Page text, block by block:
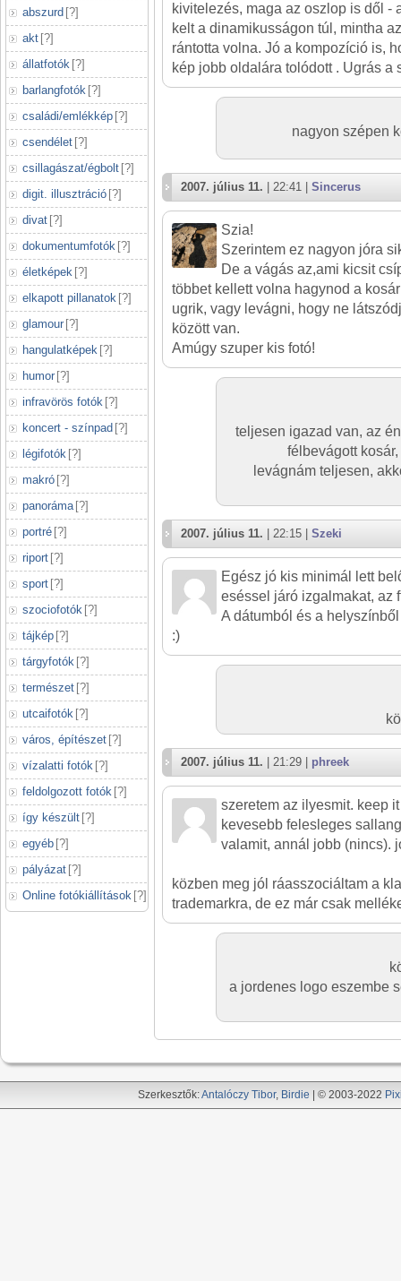
abszurd [?]
akt [?]
állatfotók [?]
barlangfotók [?]
családi/emlékkép [?]
csendélet [?]
csillagászat/égbolt [?]
digit. illusztráció [?]
divat [?]
dokumentumfotók [?]
életképek [?]
elkapott pillanatok [?]
glamour [?]
hangulatképek [?]
humor [?]
infravörös fotók [?]
koncert - színpad [?]
légifotók [?]
makró [?]
panoráma [?]
portré [?]
riport [?]
sport [?]
szociofotók [?]
tájkép [?]
tárgyfotók [?]
természet [?]
utcaifotók [?]
város, építészet [?]
vízalatti fotók [?]
feldolgozott fotók [?]
így készült [?]
egyéb [?]
pályázat [?]
Online fotókiállítások [?]
kivitelezés, maga az oszlop is dől -
kelt a dinamikusságon túl, mintha
rántotta volna. Jó a kompozíció is,
kép jobb oldalára tolódott . Ugrás a
nagyon szépen
2007. július 11. | 22:41 | Sincerus
Szia!
Szerintem ez nagyon jóra
De a vágás az,ami kicsit
többet kellett volna hagynod a
ugrik, vagy levágni, hogy ne
között van.
Amúgy szuper kis fotó!
teljesen igazad van, az
félbevágott
levágnám teljesen,
2007. július 11. | 22:15 | Szeki
Egész jó kis minimál lett
eséssel járó izgalmakat, az
A dátumból és a
:)
2007. július 11. | 21:29 | phreek
szeretem az ilyesmit. keep
kevesebb felesleges
valamit, annál jobb (nincs).
közben meg jól ráasszociáltam a
trademarkra, de ez már csak
a jordenes logo eszembe
Szerkesztők:Antalóczy Tibor, Birdie | © 2003-2022